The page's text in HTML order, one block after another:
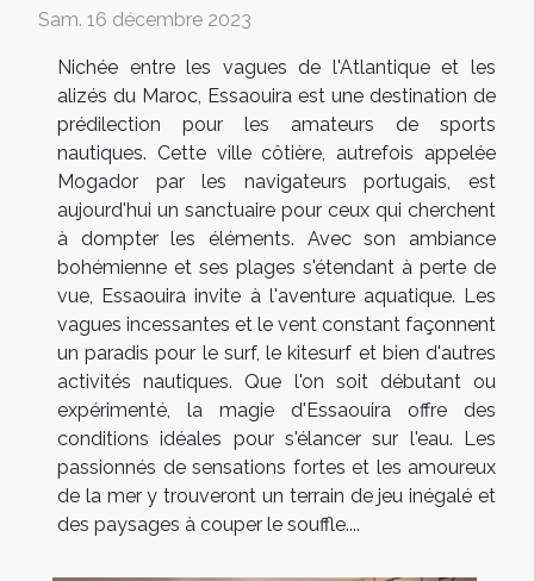
Sam. 16 décembre 2023
Nichée entre les vagues de l'Atlantique et les
alizés du Maroc, Essaouira est une destination de
prédilection pour les amateurs de sports
nautiques. Cette ville côtière, autrefois appelée
Mogador par les navigateurs portugais, est
aujourd'hui un sanctuaire pour ceux qui cherchent
à dompter les éléments. Avec son ambiance
bohémienne et ses plages s'étendant à perte de
vue, Essaouira invite à l'aventure aquatique. Les
vagues incessantes et le vent constant façonnent
un paradis pour le surf, le kitesurf et bien d'autres
activités nautiques. Que l'on soit débutant ou
expérimenté, la magie d'Essaouira offre des
conditions idéales pour s'élancer sur l'eau. Les
passionnés de sensations fortes et les amoureux
de la mer y trouveront un terrain de jeu inégalé et
des paysages à couper le souffle....